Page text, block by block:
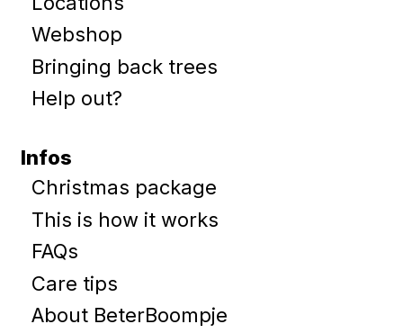
Webshop
Bringing back trees
Help out?
Infos
Christmas package
This is how it works
FAQs
Care tips
About BeterBoompje